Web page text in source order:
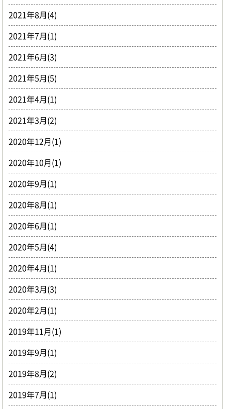
2021年8月(4)
2021年7月(1)
2021年6月(3)
2021年5月(5)
2021年4月(1)
2021年3月(2)
2020年12月(1)
2020年10月(1)
2020年9月(1)
2020年8月(1)
2020年6月(1)
2020年5月(4)
2020年4月(1)
2020年3月(3)
2020年2月(1)
2019年11月(1)
2019年9月(1)
2019年8月(2)
2019年7月(1)